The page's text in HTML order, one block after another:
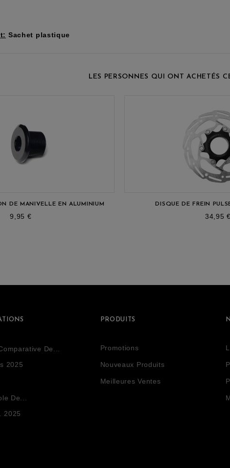
Sachet plastique
LES PERSONNES QUI ONT ACHETÉS
DE MANIVELLE EN ALUMINIUM
prix
9,95 €
DISQUE DE FREIN
prix
34,95 €
De...
2025
De...
2025
PRODUITS
Promotions
Nouveaux Produits
Meilleures Ventes